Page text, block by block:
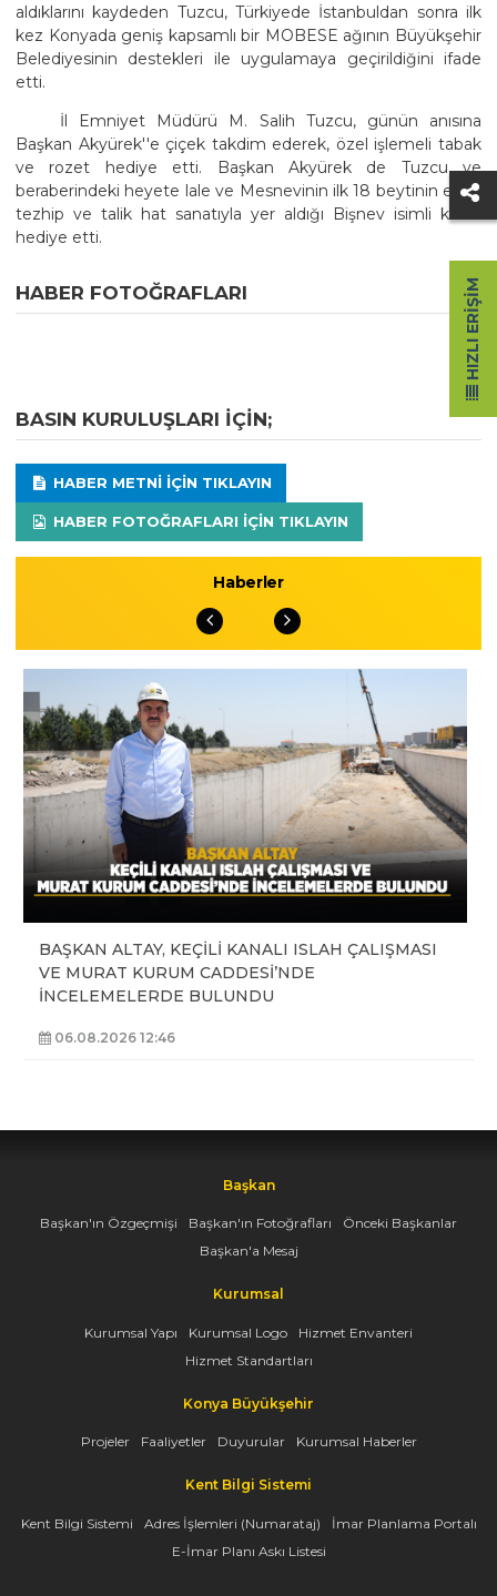
aldıklarını kaydeden Tuzcu, Türkiyede İstanbuldan sonra ilk
kez Konyada geniş kapsamlı bir MOBESE ağının Büyükşehir
Belediyesinin destekleri ile uygulamaya geçirildiğini ifade
etti.
İl Emniyet Müdürü M. Salih Tuzcu, günün anısına
Başkan Akyürek''e çiçek takdim ederek, özel işlemeli tabak
ve rozet hediye etti. Başkan Akyürek de Tuzcu ve
beraberindeki heyete lale ve Mesnevinin ilk 18 beytinin ebru,
tezhip ve talik hat sanatıyla yer aldığı Bişnev isimli kitabı
hediye etti.
HABER FOTOĞRAFLARI
BASIN KURULUŞLARI IÇIN;
HABER METNI IÇIN TIKLAYIN
HABER FOTOĞRAFLARI IÇIN TIKLAYIN
Haberler
BAŞKAN ALTAY, KEÇİLİ KANALI ISLAH ÇALIŞMASI
VE MURAT KURUM CADDESİ’NDE
İNCELEMELERDE BULUNDU
06.08.2026 12:46
Başkan
Başkan'ın Özgeçmişi Başkan'ın Fotoğrafları
Önceki Başkanlar
Başkan'a Mesaj
Kurumsal
Kurumsal Yapı Kurumsal Logo
Hizmet Envanteri
Hizmet Standartları
Konya Büyükşehir
Projeler Faaliyetler Duyurular Kurumsal Haberler
Kent Bilgi Sistemi
Kent Bilgi Sistemi Adres İşlemleri (Numarataj)
İmar Planlama Portalı
E-İmar Planı Askı Listesi
HIZLI ERIŞIM